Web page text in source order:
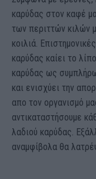
καρύδας στον καφέ
των περιττών κιλών
κοιλιά.
καρύδας καίει το
καρύδας ως
και ενισχύει την
απο τον οργανισμό
αντικαταστήσουμε
λαδιού καρύδας.
αναμφίβολα θα